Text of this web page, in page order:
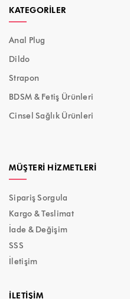
KATEGORILER
Anal Plug
Dildo
Strapon
BDSM & Fetiş Ürünleri
Cinsel Sağlık Ürünleri
MÜŞTERI HIZMETLERI
Sipariş Sorgula
Kargo & Teslimat
İade & Değişim
SSS
İletişim
İLETIŞIM